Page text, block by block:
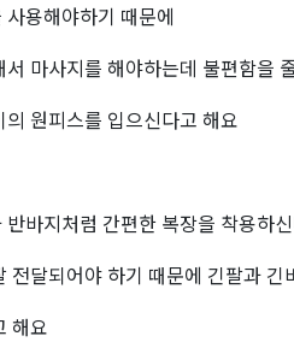
용해야하기 때문에
마사지를 해야하는데 불편함을
원피스를 입으신다고 해요
바지처럼 간편한 복장을 착용하
전달되어야 하기 때문에 긴팔과 긴
해요